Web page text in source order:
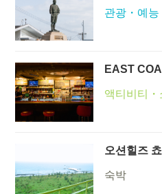
관광・예능
EAST
액티비티・
오션힐즈
숙박